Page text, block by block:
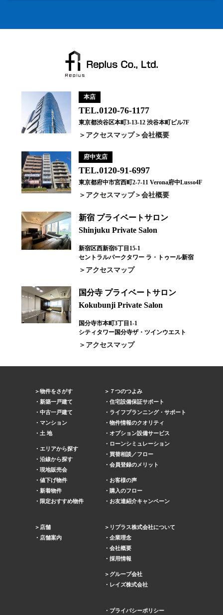
本店
TEL.0120-76-1177
東京都渋谷区本町3-13-12 渋谷本町ビル7F
アクセスマップ 会社概要
府中支店
TEL.0120-91-6997
東京都府中市宮西町2-7-11 Verona府中Lusso4F
アクセスマップ 会社概要
新宿 プライベートサロン
Shinjuku Private Salon
新宿区西新宿6丁目15-1
セントラルパークタワー ラ・トゥール新宿
アクセスマップ
国分寺 プライベートサロン
Kokubunji Private Salon
国分寺市本町3丁目1-1
シティタワー国分寺ザ・ツインウエスト
アクセスマップ
物件をさがす
新築一戸建て
中古一戸建て
マンション
土 地
エリアから探す
沿線から探す
現地販売会
値下げ物件
新着物件
限定おすすめ物件
７つのつよみ
住宅設備保証サポート
ライフプランニング・サポート
物件情報のクオリティ
オプション設備サービス
ローンシミュレーション
買替相談／フロー
会員登録のメリット
お客様の声
購入のフロー
お友達紹介キャンペーン
店舗
店舗案内
リプラス株式会社について
企業理念
会社概要
採用情報
グループ会社
レイズ株式会社
プライバシーポリシー